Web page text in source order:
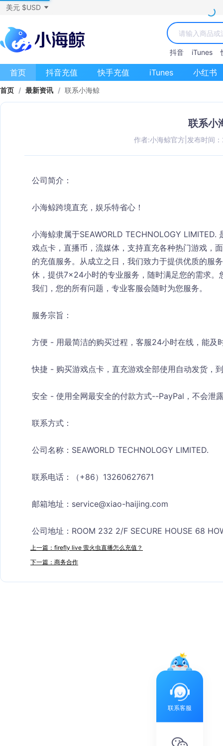
美元 $USD
抖音 iTunes
首页 抖音充值 快手充值 iTunes 小红书
首页 / 最新资讯 / 联系小海鲸
联系小
作者:小海鲸官方 发布时间
公司简介：
小海鲸跨境直充，娱乐特省心！
小海鲸隶属于SEAWORLD TECHNOLOGY
戏点卡，直播币，流媒体，支持直充各种热门游戏，
的充值服务。从成立之日，我们致力于提供优质的服
休，提供7×24小时的专业服务，随时满足您的需求
我们，您的所有问题，专业客服会随时为您服务。
服务宗旨：
方便 - 用最简洁的购买过程，客服24小时在线，能及
快捷 - 购买游戏点卡，直充游戏全部使用自动发货，
安全 - 使用全网最安全的付款方式--PayPal，不会泄
联系方式：
公司名称：SEAWORLD TECHNOLOGY LIMITED.
联系电话：（+86）13260627671
邮箱地址： service@xiao-haijing.com
公司地址：ROOM 232 2/F SECURE HOUSE 68
上一篇：firefly live 萤火虫直播怎么充值？
下一篇：商务合作
联系客服